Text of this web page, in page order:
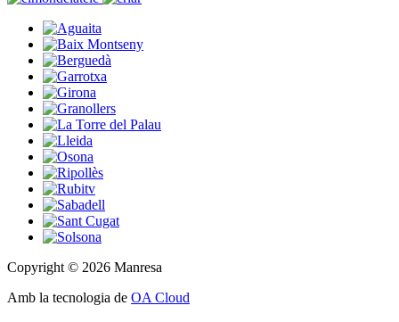
Copyright © 2026 Manresa
Amb la tecnologia de OA Cloud